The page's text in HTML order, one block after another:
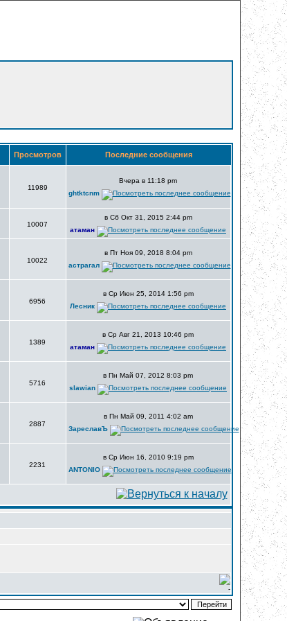
Просмотров Последние сообщения
11989
Вчера в 11:18 pm
ghtktcnm
10007
в Сб Окт 31, 2015 2:44 pm
атаман
10022
в Пт Ноя 09, 2018 8:04 pm
астрагал
6956
в Ср Июн 25, 2014 1:56 pm
Лесник
1389
в Ср Авг 21, 2013 10:46 pm
атаман
5716
в Пн Май 07, 2012 8:03 pm
slawian
2887
в Пн Май 09, 2011 4:02 am
ЗареславЪ
2231
в Ср Июн 16, 2010 9:19 pm
ANTONIO